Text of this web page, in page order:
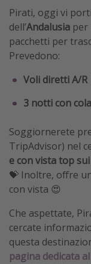
Pirati, oggi vi
dell’Andalusia per
pacchetti per
Prevedono:
Voli diretti A/R
3 notti con
Soggiornerete
TripAdvisor) nel
e con vista top
💝 Inoltre, offre
con vista 😍
Che aspettate,
cercate
questa
pagina dedicata